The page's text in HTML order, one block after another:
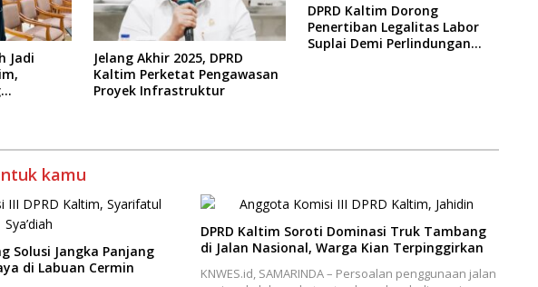
Jadi
Jelang Akhir 2025, DPRD
Kaltim Perketat Pengawasan
Proyek Infrastruktur
DPRD Kaltim Dorong
Penertiban Legalitas Labor
Suplai Demi Perlindungan
kamu
Solusi Jangka Panjang
di Labuan Cermin
DPRD Kaltim Soroti Dominasi Truk Tambang
di Jalan Nasional, Warga Kian Terpinggirkan
KNWES.id, SAMARINDA – Persoalan penggunaan jalan